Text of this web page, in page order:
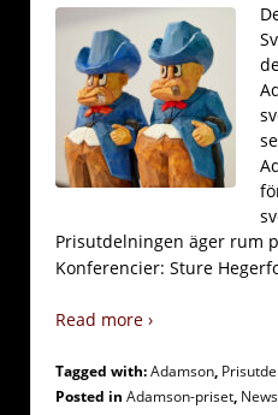
Prisutdelningen äger rum
Konferencier: Sture
Read more ›
Tagged with:Adamson,
Posted in Adamson-priset, News